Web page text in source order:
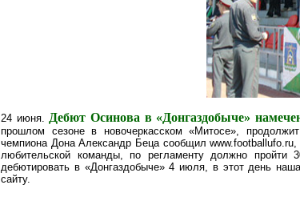
24 июня. Дебют Осинова в «Донгаздобыче»
прошлом сезоне в новочеркасском «Митосе»,
чемпиона Дона Александр Беца сообщил
любительской команды, по регламенту должно
дебютировать в «Донгаздобыче» 4 июля, в этот день
сайту.